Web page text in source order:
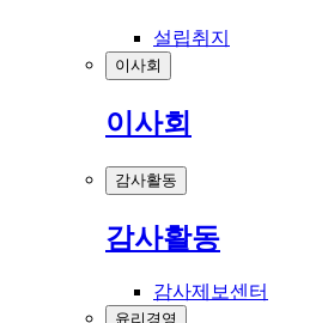
설립취지
이사회
이사회
감사활동
감사활동
감사제보센터
윤리경영